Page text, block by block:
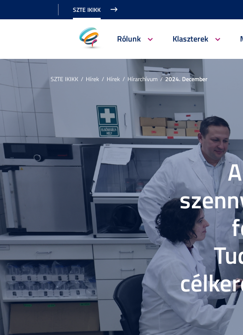
SZTE IKIKK
Rólunk Klaszterek
SZTE IKIKK Hírek Hírek Hírarchívum 2024. December